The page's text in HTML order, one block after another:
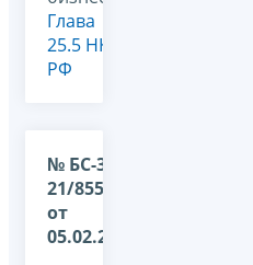
Глава
25.5 НК
РФ
№ БС-36-
21/855@
от
05.02.2026